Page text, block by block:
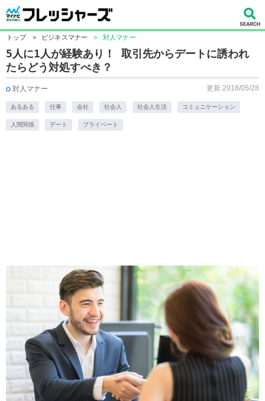
トップ > ビジネスマナー > 対人マナー
5人に1人が経験あり！ 取引先からデートに誘われ
たらどう対処すべき？
対人マナー 更新:2018/05/28
あるある 仕事 会社 社会人 社会人生活 コミュニケーション
人間関係 デート プライベート